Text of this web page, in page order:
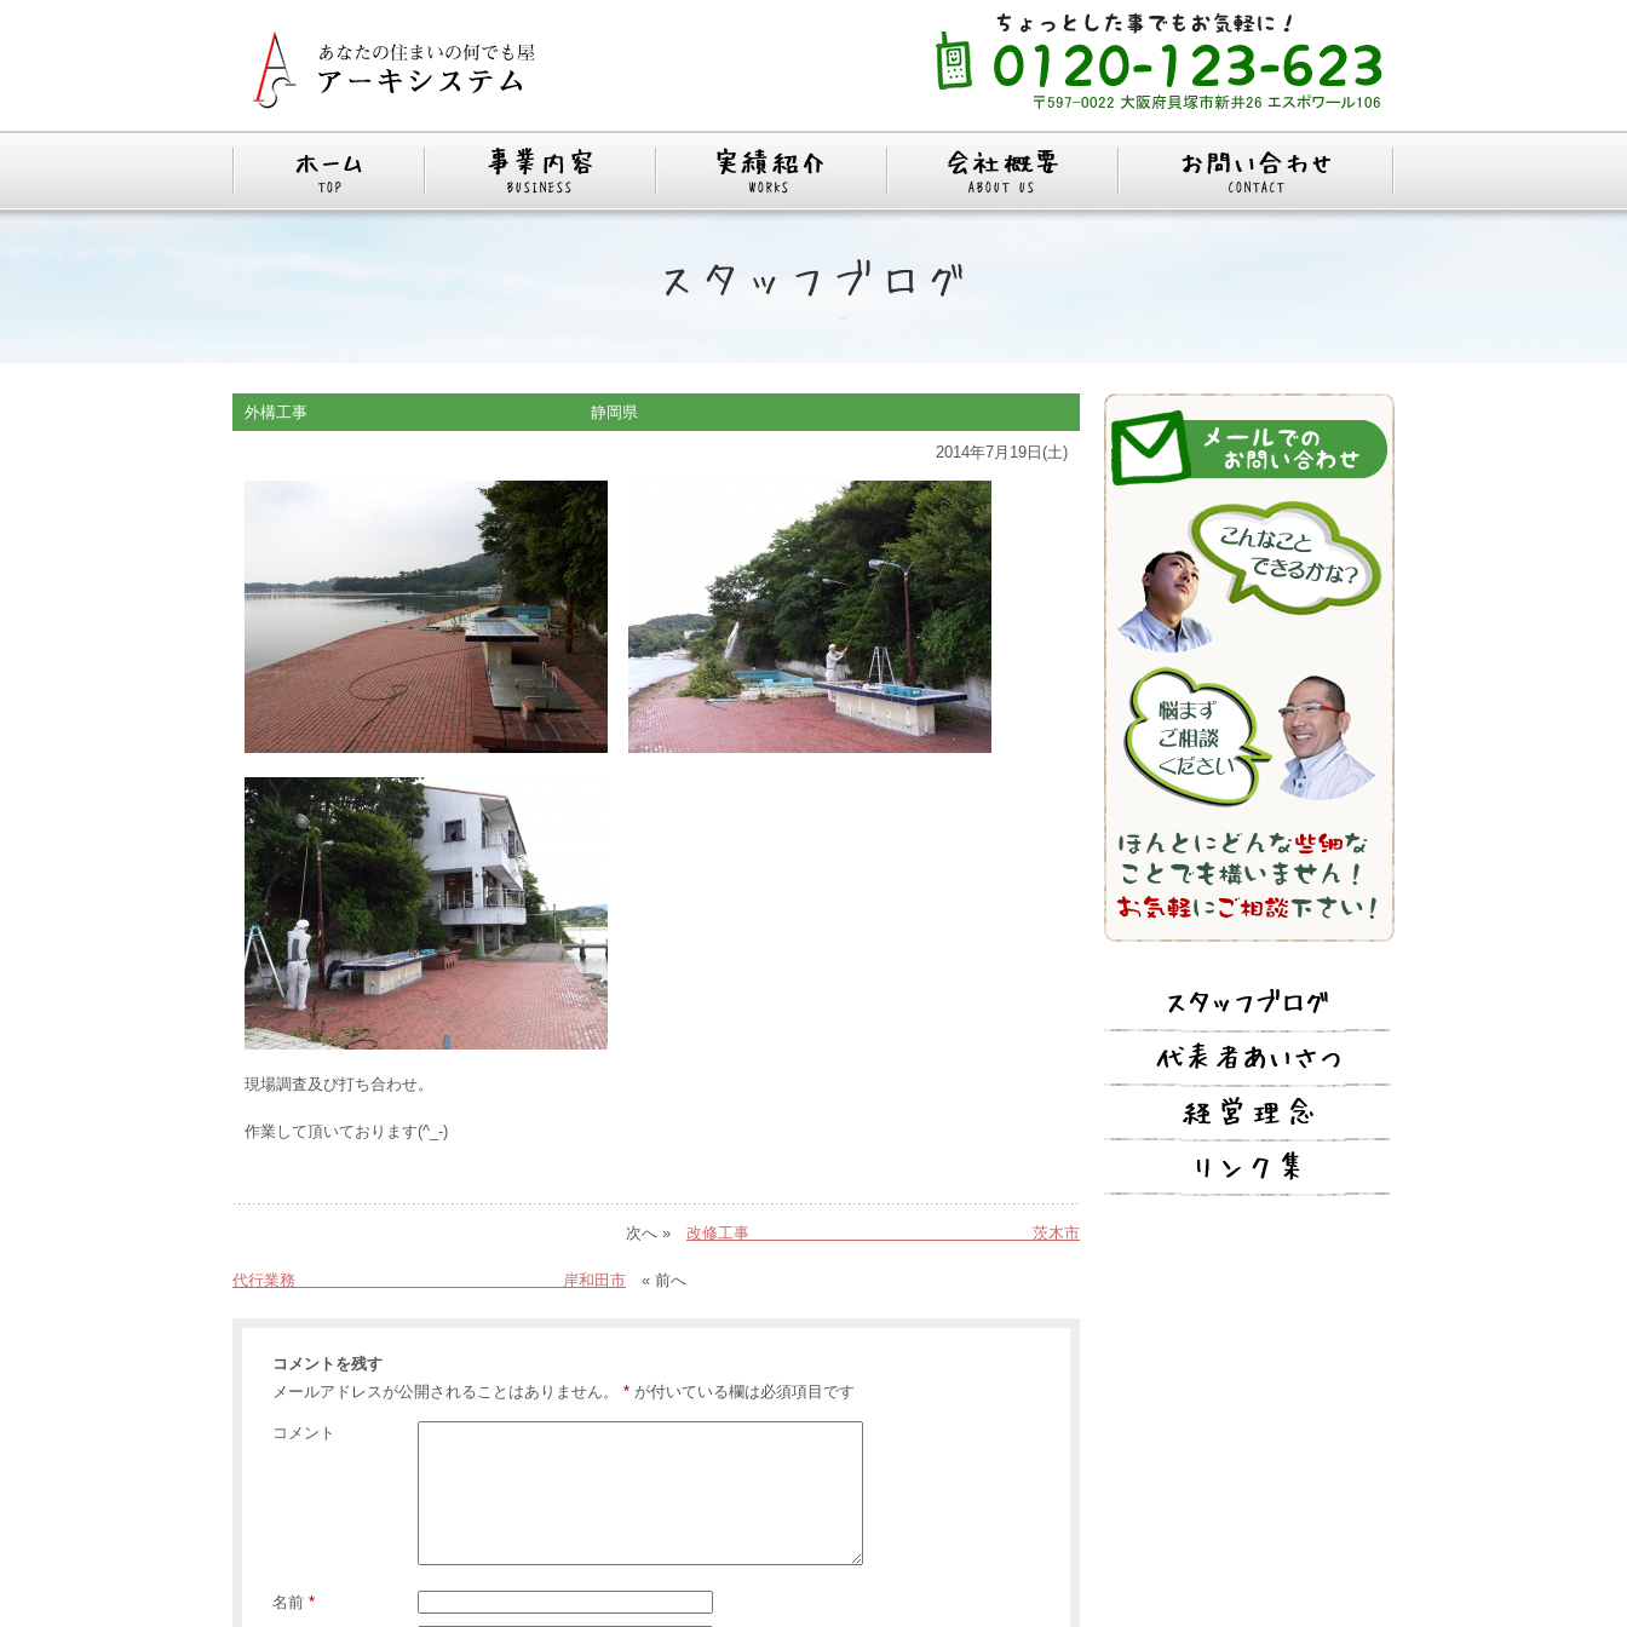
外構工事 静岡県
2014年7月19日(土)
現場調査及び打ち合わせ。
作業して頂いております(^_-)
次へ » 改修工事 茨木市
代行業務 岸和田市 « 前へ
コメントを残す
メールアドレスが公開されることはありません。
* が付いている欄は必須項目です
コメント
名前 *